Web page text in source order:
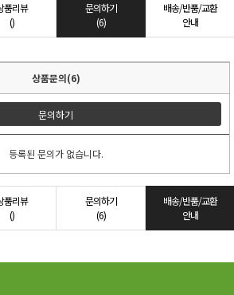
품리뷰
()
문의하기
(6)
배송/반품/교환
안내
상품문의(6)
문의하기
등록된 문의가 없습니다.
품리뷰
()
문의하기
(6)
배송/반품/교환
안내